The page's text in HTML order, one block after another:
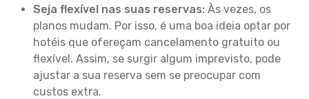
Seja flexível nas suas reservas: Às vezes, os
planos mudam. Por isso, é uma boa ideia optar por
hotéis que ofereçam cancelamento gratuito ou
flexível. Assim, se surgir algum imprevisto, pode
ajustar a sua reserva sem se preocupar com
custos extra.